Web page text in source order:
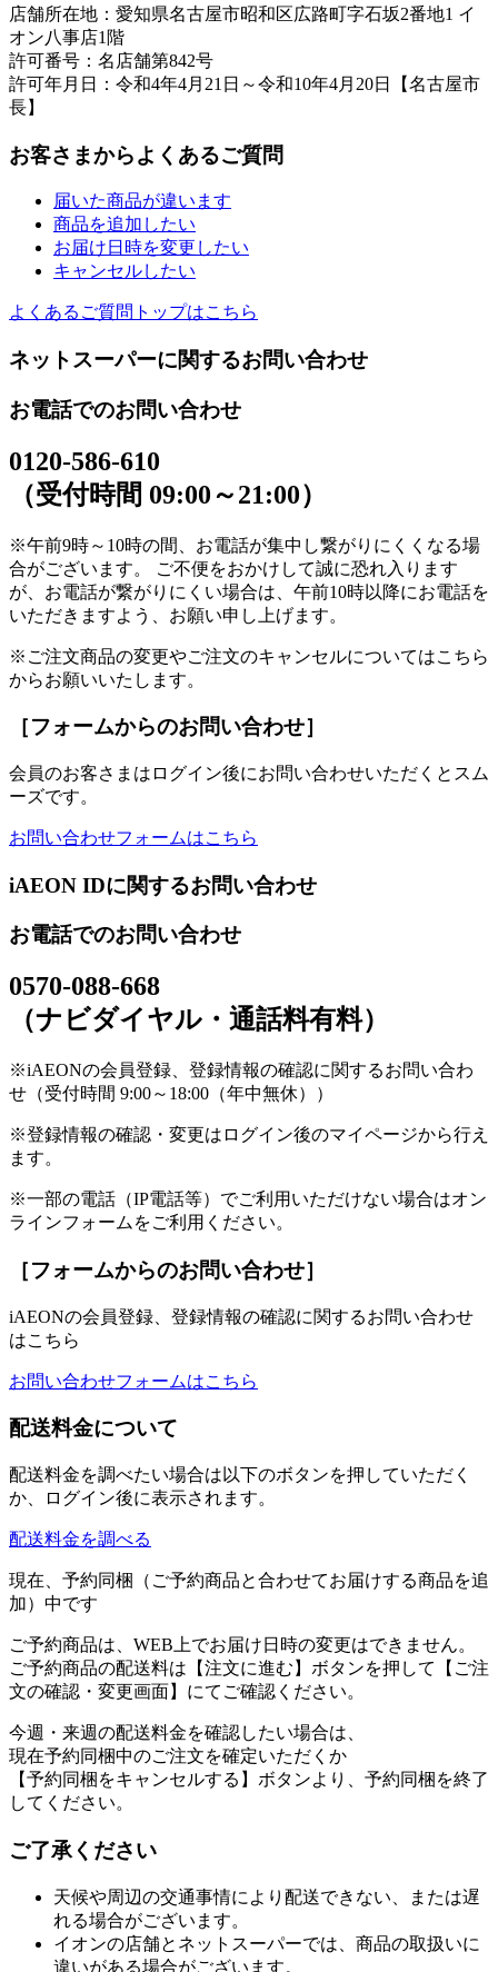
店舗所在地：愛知県名古屋市昭和区広路町字石坂2番地1 イ
オン八事店1階
許可番号：名店舗第842号
許可年月日：令和4年4月21日～令和10年4月20日【名古屋市
長】
お客さまからよくあるご質問
届いた商品が違います
商品を追加したい
お届け日時を変更したい
キャンセルしたい
よくあるご質問トップはこちら
ネットスーパーに関するお問い合わせ
お電話でのお問い合わせ
0120-586-610
（受付時間 09:00～21:00）
※午前9時～10時の間、お電話が集中し繋がりにくくなる場
合がございます。 ご不便をおかけして誠に恐れ入ります
が、お電話が繋がりにくい場合は、午前10時以降にお電話を
いただきますよう、お願い申し上げます。
※ご注文商品の変更やご注文のキャンセルについてはこちら
からお願いいたします。
［フォームからのお問い合わせ］
会員のお客さまはログイン後にお問い合わせいただくとスム
ーズです。
お問い合わせフォームはこちら
iAEON IDに関するお問い合わせ
お電話でのお問い合わせ
0570-088-668
（ナビダイヤル・通話料有料）
※iAEONの会員登録、登録情報の確認に関するお問い合わ
せ（受付時間 9:00～18:00（年中無休））
※登録情報の確認・変更はログイン後のマイページから行え
ます。
※一部の電話（IP電話等）でご利用いただけない場合はオン
ラインフォームをご利用ください。
［フォームからのお問い合わせ］
iAEONの会員登録、登録情報の確認に関するお問い合わせ
はこちら
お問い合わせフォームはこちら
配送料金について
配送料金を調べたい場合は以下のボタンを押していただく
か、ログイン後に表示されます。
配送料金を調べる
現在、予約同梱（ご予約商品と合わせてお届けする商品を追
加）中です
ご予約商品は、WEB上でお届け日時の変更はできません。
ご予約商品の配送料は【注文に進む】ボタンを押して【ご注
文の確認・変更画面】にてご確認ください。
今週・来週の配送料金を確認したい場合は、
現在予約同梱中のご注文を確定いただくか
【予約同梱をキャンセルする】ボタンより、予約同梱を終了
してください。
ご了承ください
天候や周辺の交通事情により配送できない、または遅
れる場合がございます。
イオンの店舗とネットスーパーでは、商品の取扱いに
違いがある場合がございます。